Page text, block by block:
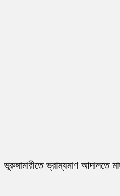
ভূরুঙ্গামারীতে ভ্রাম্যমাণ আদালতে